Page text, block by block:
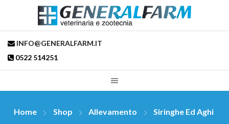
INFO@GENERALFARM.IT
0522 514251
Home Shop Allevamento Siringhe Ed Aghi